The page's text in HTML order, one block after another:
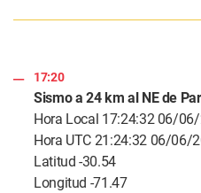
17:20
Sismo a 24 km al NE de
Hora Local 17:24:32 06/
Hora UTC 21:24:32 06/06/
Latitud -30.54
Longitud -71.47